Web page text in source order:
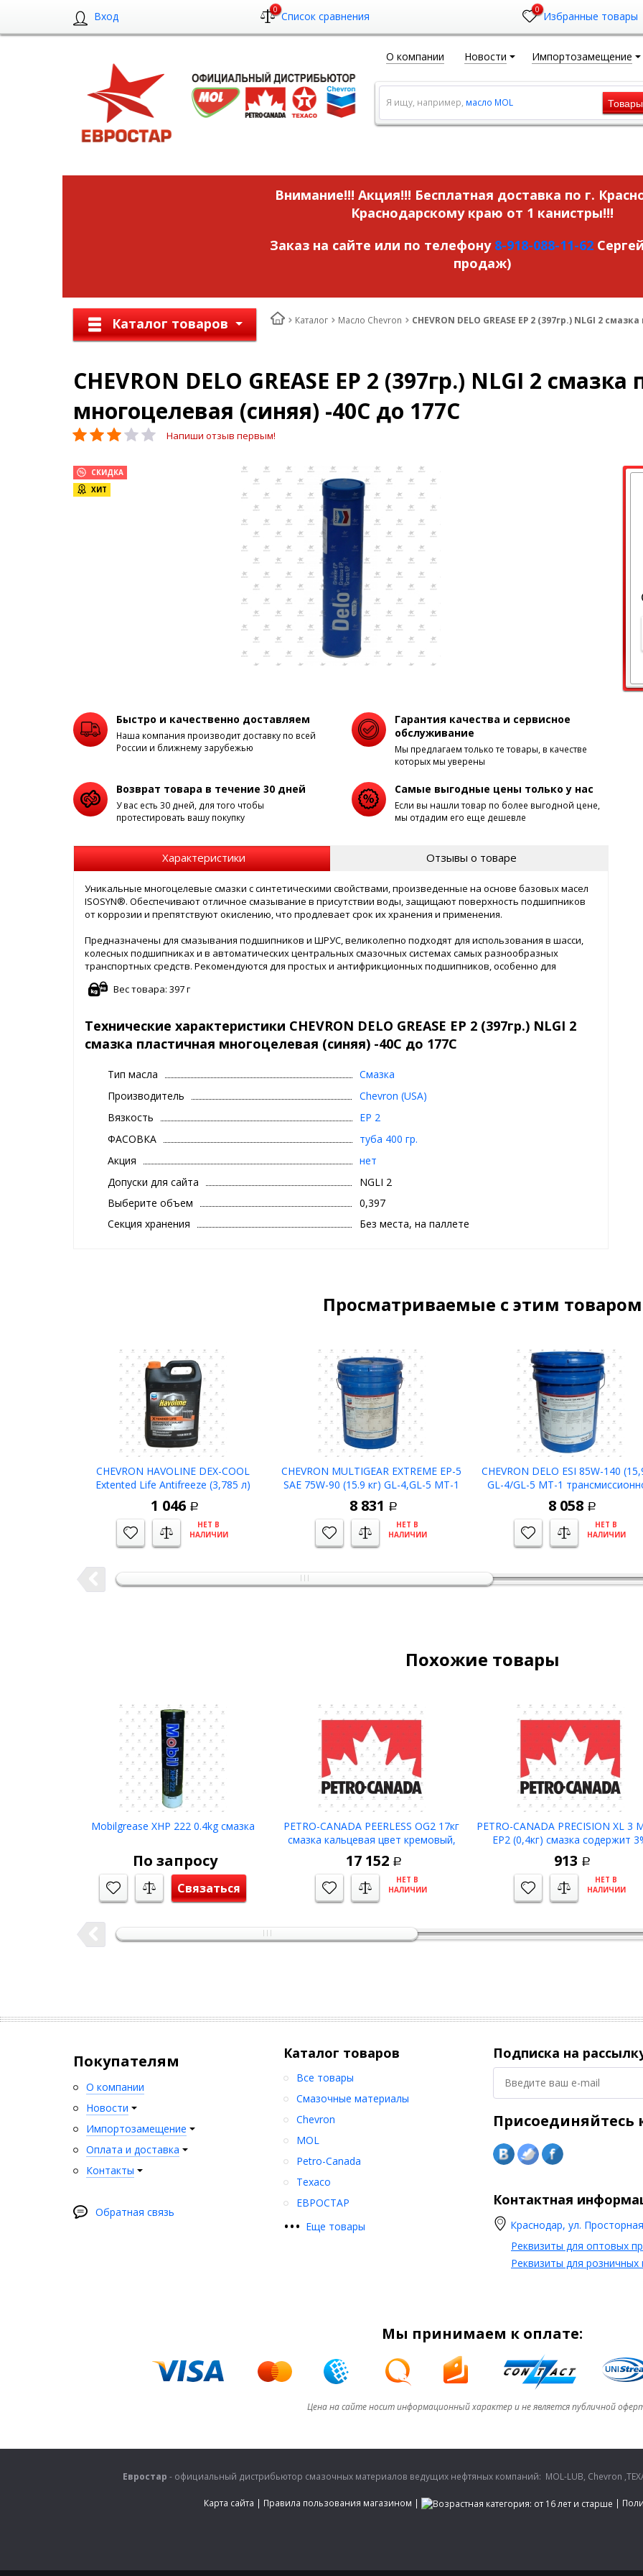
Вход 0 Список сравнения 0 Избранные товары
О компании Новости Импортозамещение
Я ищу, например, масло MOL Товары
Внимание!!! Акция!!! Бесплатная доставка по г.
Краснодарскому краю от 1 канистры!!!
Заказ на сайте или по телефону 8-918-088-11-62
продаж)
Каталог товаров Каталог Масло Chevron CHEVRON DELO GREASE EP 2 (397гр.) NLGI 2
CHEVRON DELO GREASE EP 2 (397гр.) NLGI 2
многоцелевая (синяя) -40С до 177С
Напиши отзыв первым!
СКИДКА
ХИТ
Быстро и качественно доставляем
Наша компания производит доставку по всей
России и ближнему зарубежью
Гарантия качества и сервисное
обслуживание
Мы предлагаем только те товары, в качестве
которых мы уверены
Возврат товара в течение 30 дней
У вас есть 30 дней, для того чтобы
протестировать вашу покупку
Самые выгодные цены только у нас
Если вы нашли товар по более выгодной цене,
мы отдадим его еще дешевле
Характеристики Отзывы о товаре
Уникальные многоцелевые смазки с синтетическими свойствами, произведенные на основе базовых масел
ISOSYN®. Обеспечивают отличное смазывание в присутствии воды, защищают поверхность подшипников
от коррозии и препятствуют окислению, что продлевает срок их хранения и применения.
Предназначены для смазывания подшипников и ШРУС, великолепно подходят для использования в шасси,
колесных подшипниках и в автоматических центральных смазочных системах самых разнообразных
транспортных средств. Рекомендуются для простых и антифрикционных подшипников, особенно для
подшипников, подверженных сверхтяжелым нагрузкам.
Вес товара: 397 г
Технические характеристики CHEVRON DELO GREASE EP 2 (397гр.) NLGI 2
смазка пластичная многоцелевая (синяя) -40С до 177С
Тип масла
Смазка
Производитель
Chevron (USA)
Вязкость
EP 2
ФАСОВКА
туба 400 гр.
Акция
нет
Допуски для сайта
NGLI 2
Выберите объем
0,397
Секция хранения
Без места, на паллете
Просматриваемые с этим товаром
CHEVRON HAVOLINE DEX-COOL
Extented Life Antifreeze (3,785 л)
антифриз концентрат (красно-
оранжевый)
1 046 Р
НЕТ В
НАЛИЧИИ
CHEVRON MULTIGEAR EXTREME EP-5
SAE 75W-90 (15.9 кг) GL-4,GL-5 MT-1
масло трансмиссионное -45C
8 831 Р
НЕТ В
НАЛИЧИИ
CHEVRON DELO ESI 85W-140
GL-4/GL-5 MT-1
масло -15С
8 058 Р
НЕТ В
НАЛИЧИИ
Похожие товары
Mobilgrease XHP 222 0.4kg смазка
По запросу
Связаться
PETRO-CANADA PEERLESS OG2 17кг
смазка кальцевая цвет кремовый,
универсальная противозадирная -25С
до 163С
17 152 Р
НЕТ В
НАЛИЧИИ
PETRO-CANADA PRECISION XL 3
EP2 (0,4кг) смазка содержит
дисульфида молибд, цвет серый
-15 до 135С
913 Р
НЕТ В
НАЛИЧИИ
Покупателям
О компании
Новости
Импортозамещение
Оплата и доставка
Контакты
Обратная связь
Каталог товаров
••• Еще товары
Все товары
Смазочные материалы
Chevron
MOL
Petro-Canada
Texaco
ЕВРОСТАР
Подписка на
Присоединяйтесь
Контактная
Краснодар, ул.
Реквизиты для оптовых
Реквизиты для
Мы принимаем к оплате:
Цена на сайте носит информационный характер и не является публичной
Евростар - официальный дистрибьютор смазочных материалов ведущих нефтяных компаний: MOL-LUB, Chevron
Карта сайта | Правила пользования магазином | |